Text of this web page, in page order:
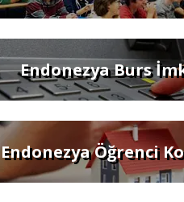
Endonezya Burs
Endonezya Öğrenci